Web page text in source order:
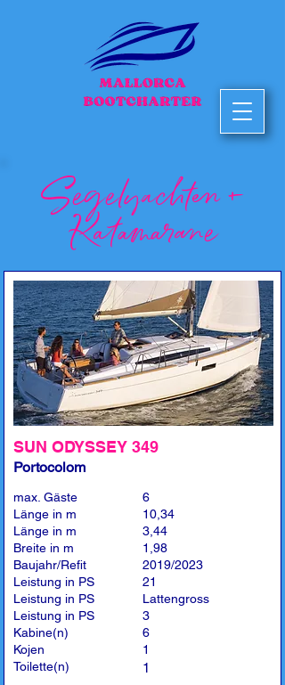
Segelyachten +
Katamarane
SUN ODYSSEY 349
Portocolom
max. Gäste
Länge in m
Länge in m
Breite in m
Baujahr/Refit
Leistung in PS
Leistung in PS
Leistung in PS
Kabine(n)
Kojen
Toilette(n)
6
10,34
3,44
1,98
2019/2023
21
Lattengross
3
6
1
1